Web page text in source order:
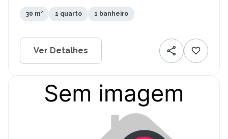
30 m² 1 quarto 1 banheiro
Ver Detalhes